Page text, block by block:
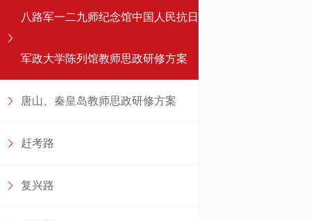
八路军一二九师纪念馆中国人民抗日
军政大学陈列馆教师思政研修方案
唐山、秦皇岛教师思政研修方案
赶考路
复兴路